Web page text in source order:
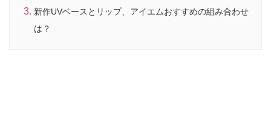
新作UVベースとリップ、アイエムおすすめの組み合わせ
は？